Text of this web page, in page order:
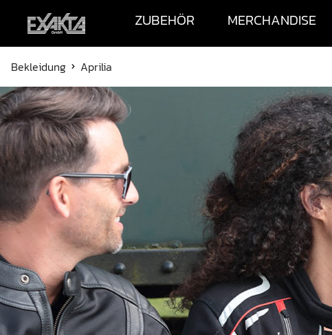
ZUBEHÖR MERCHANDISE
Bekleidung Aprilia